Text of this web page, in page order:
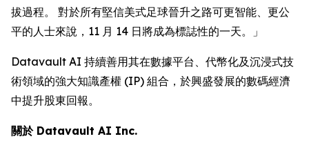
拔過程。 對於所有堅信美式足球晉升之路可更智能、更公
平的人士來說，11 月 14 日將成為標誌性的一天。」
Datavault AI 持續善用其在數據平台、代幣化及沉浸式技
術領域的強大知識產權 (IP) 組合，於興盛發展的數碼經濟
中提升股東回報。
關於 Datavault AI Inc.